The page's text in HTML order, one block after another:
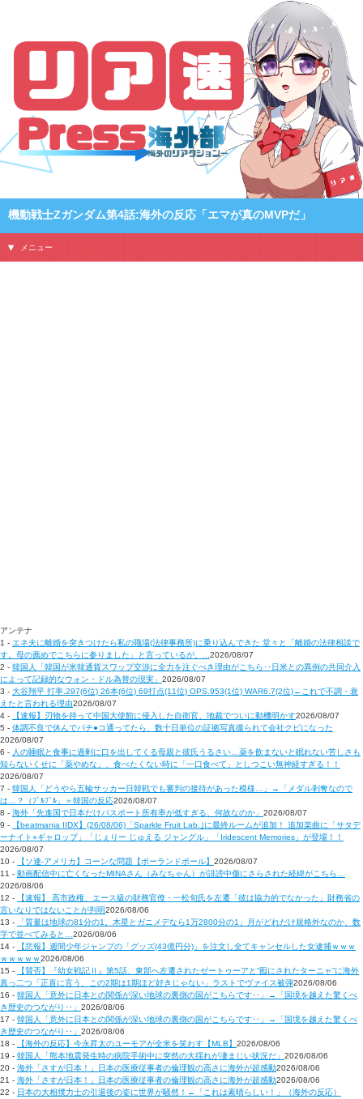
機動戦士Zガンダム第4話:海外の反応「エマが真のMVPだ」
メニュー
アンテナ
1 - エネ夫に離婚を突きつけたら私の職場(法律事務所)に乗り込んできた 堂々と「離婚の法律相談で
す。母の薦めでこちらに参りました」と言っているが、...2026/08/07
2 - 韓国人「韓国が米韓通貨スワップ交渉に全力を注ぐべき理由がこちら‥日米との異例の共同介入
によって記録的なウォン・ドル為替の現実」 2026/08/07
3 - 大谷翔平 打率.297(6位) 26本(6位) 69打点(11位) OPS.953(1位) WAR6.7(2位)←これで不調・衰
えたと言われる理由2026/08/07
4 -
【速報】刃物を持って中国大使館に侵入した自衛官、地裁でついに動機明かす2026/08/07
5 - 体調不良で休んでパチ●コ通ってたら、数十日単位の証拠写真撮られて会社クビになった
2026/08/07
6 - 人の睡眠と食事に過剰に口を出してくる母親と彼氏うるさい…薬を飲まないと眠れない苦しさも
知らないくせに「薬やめな」、食べたくない時に「一口食べて」としつこい無神経すぎる！！
2026/08/07
7 - 韓国人「どうやら五輪サッカー日韓戦でも審判の接待があった模様…」→「メダル剥奪なので
は…？（ﾌﾞﾙﾌﾞﾙ」＝韓国の反応2026/08/07
8 - 海外「先進国で日本だけパスポート所有率が低すぎる、何故なのか」 2026/08/07
9 -
【beatmania IIDX】(26/08/06)「Sparkle Fruit Lab.｣に最終ルームが追加！ 追加楽曲に「サタデ
ーナイト⭐︎ギャロップ」「じぇりー じゅえる ジャングル」「Iridescent Memories」が登場！！
2026/08/07
10 -
【ソ連-アメリカ】コーンな問題【ポーランドボール】 2026/08/07
11 - 動画配信中に亡くなったMINAさん（みなちゃん）が誹謗中傷にさらされた経緯がこちら…
2026/08/06
12 -
【速報】 高市政権、エース級の財務官僚・一松旬氏を左遷「彼は協力的でなかった」財務省の
言いなりではないことが判明2026/08/06
13 -
「質量は地球の81分の1。木星とガニメデなら1万2800分の1」月がどれだけ規格外なのか、数
字で並べてみると…2026/08/06
14 -
【悲報】週間少年ジャンプの「グッズ(43億円分)」を注文し全てキャンセルした女逮捕ｗｗｗ
ｗｗｗｗｗ2026/08/06
15 -
【賛否】『幼女戦記Ⅱ』第5話、東部へ左遷されたゼートゥーアと“囮にされたターニャ”に海外
真っ二つ「正直に言う、この2期は1期ほど好きじゃない」ラストでヴァイス被弾2026/08/06
16 - 韓国人「意外に日本との関係が深い地球の裏側の国がこちらです‥」→「国境を越えた驚くべ
き歴史のつながり‥」 2026/08/06
17 - 韓国人「意外に日本との関係が深い地球の裏側の国がこちらです‥」→「国境を越えた驚くべ
き歴史のつながり‥」 2026/08/06
18 -
【海外の反応】今永昇太のユーモアが全米を笑わす【MLB】 2026/08/06
19 - 韓国人「熊本地震発生時の病院手術中に突然の大揺れが凄まじい状況だ」 2026/08/06
20 - 海外「さすが日本！」日本の医療従事者の倫理観の高さに海外が超感動2026/08/06
21 - 海外「さすが日本！」日本の医療従事者の倫理観の高さに海外が超感動2026/08/06
22 - 日本の大相撲力士の引退後の姿に世界が騒然！←「これは素晴らしい！」（海外の反応）